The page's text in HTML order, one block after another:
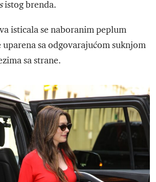
istog brenda.
isticala se naboranim peplum
sa odgovarajućom suknjom
sa strane.